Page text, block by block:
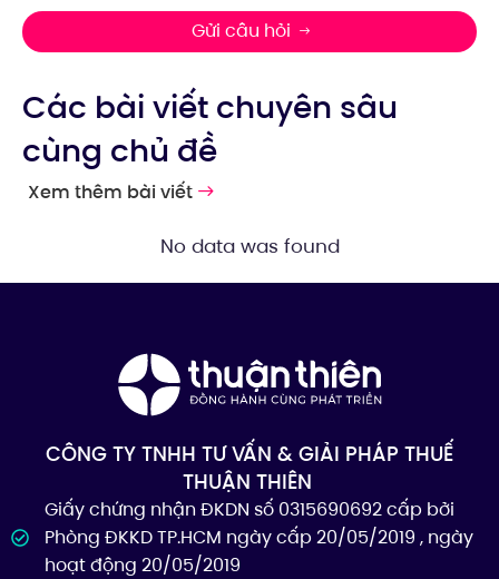
Gửi câu hỏi
Các bài viết chuyên sâu
cùng chủ đề
Xem thêm bài viết
No data was found
CÔNG TY TNHH TƯ VẤN & GIẢI PHÁP THUẾ
THUẬN THIÊN
Giấy chứng nhận ĐKDN số 0315690692 cấp bởi
Phòng ĐKKD TP.HCM ngày cấp 20/05/2019 , ngày
hoạt động 20/05/2019